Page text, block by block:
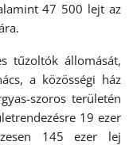
47 500 lejt az
tűzoltók állomását,
a közösségi ház
szoros területén
19 ezer
145 ezer lej